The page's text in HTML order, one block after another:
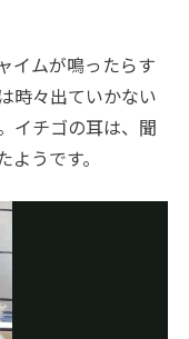
イムが鳴ったらす
時々出ていかない
イチゴの耳は、聞
うです。